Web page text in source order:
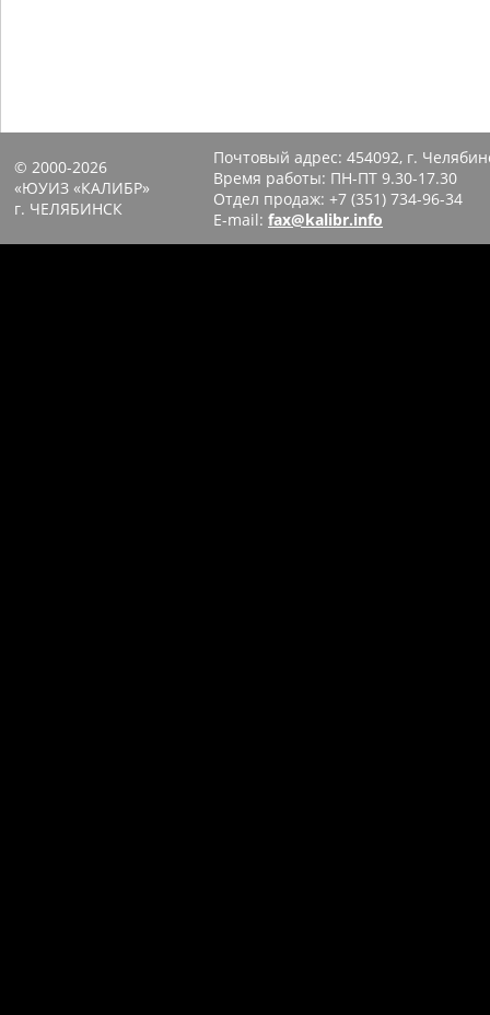
© 2000-2026
«ЮУИЗ «КАЛИБР»
г. ЧЕЛЯБИНСК
Почтовый адрес: 454092, г.
Время работы: ПН-ПТ 9.30-17.30
Отдел продаж: +7 (351) 734-96-34
E-mail: fax@kalibr.info